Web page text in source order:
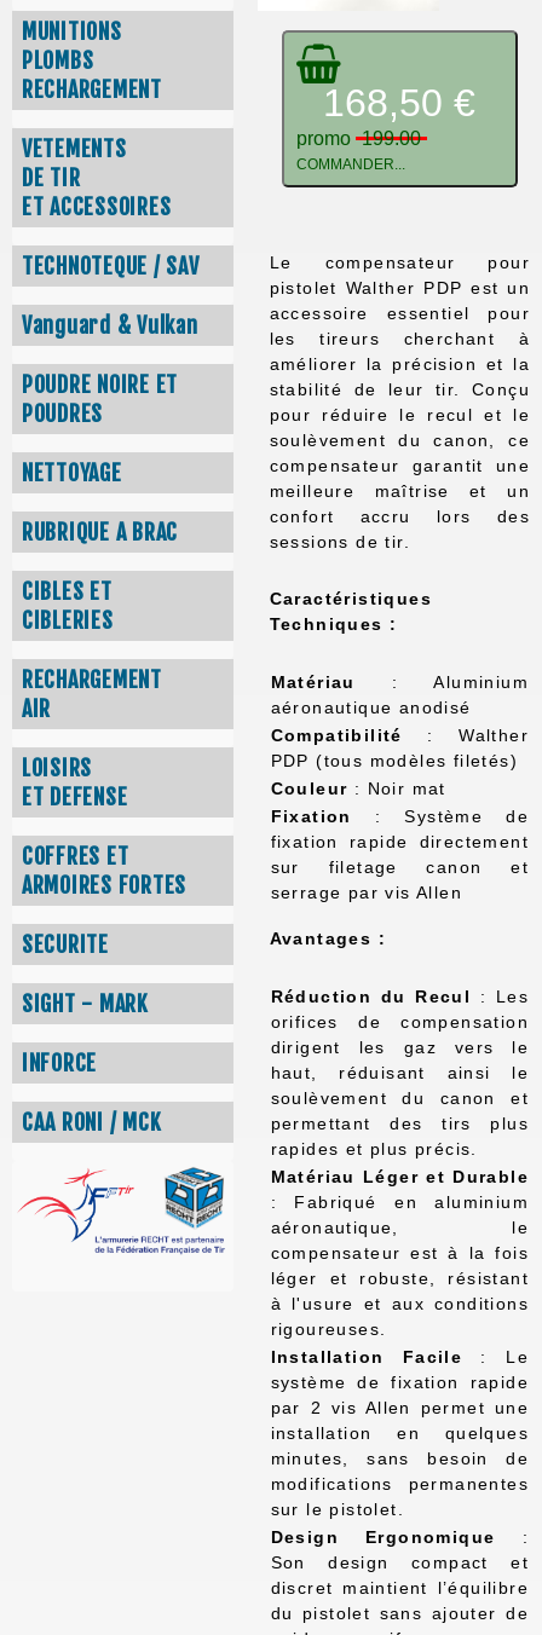
MUNITIONS
PLOMBS
RECHARGEMENT
VETEMENTS
DE TIR
ET ACCESSOIRES
TECHNOTEQUE / SAV
Vanguard & Vulkan
POUDRE NOIRE ET
POUDRES
NETTOYAGE
RUBRIQUE A BRAC
CIBLES ET
CIBLERIES
RECHARGEMENT
AIR
LOISIRS
ET DEFENSE
COFFRES ET
ARMOIRES FORTES
SECURITE
SIGHT - MARK
INFORCE
CAA RONI / MCK
168,50 €
promo 199.00
COMMANDER...
Le compensateur pour
pistolet Walther PDP est un
accessoire essentiel pour
les tireurs cherchant à
améliorer la précision et la
stabilité de leur tir. Conçu
pour réduire le recul et le
soulèvement du canon, ce
compensateur garantit une
meilleure maîtrise et un
confort accru lors des
sessions de tir.
Caractéristiques
Techniques :
Matériau
: Aluminium
aéronautique anodisé
Compatibilité
: Walther
PDP (tous modèles filetés)
Couleur : Noir mat
Fixation
: Système de
fixation rapide directement
sur filetage canon et
serrage par vis Allen
Avantages :
Réduction du Recul
: Les
orifices de compensation
dirigent les gaz vers le
haut, réduisant ainsi le
soulèvement du canon et
permettant des tirs plus
rapides et plus précis.
Matériau Léger et Durable
: Fabriqué en aluminium
aéronautique, le
compensateur est à la fois
léger et robuste, résistant
à l'usure et aux conditions
rigoureuses.
Installation Facile : Le
système de fixation rapide
par 2 vis Allen permet une
installation en quelques
minutes, sans besoin de
modifications permanentes
sur le pistolet.
Design Ergonomique :
Son design compact et
discret maintient l’équilibre
du pistolet sans ajouter de